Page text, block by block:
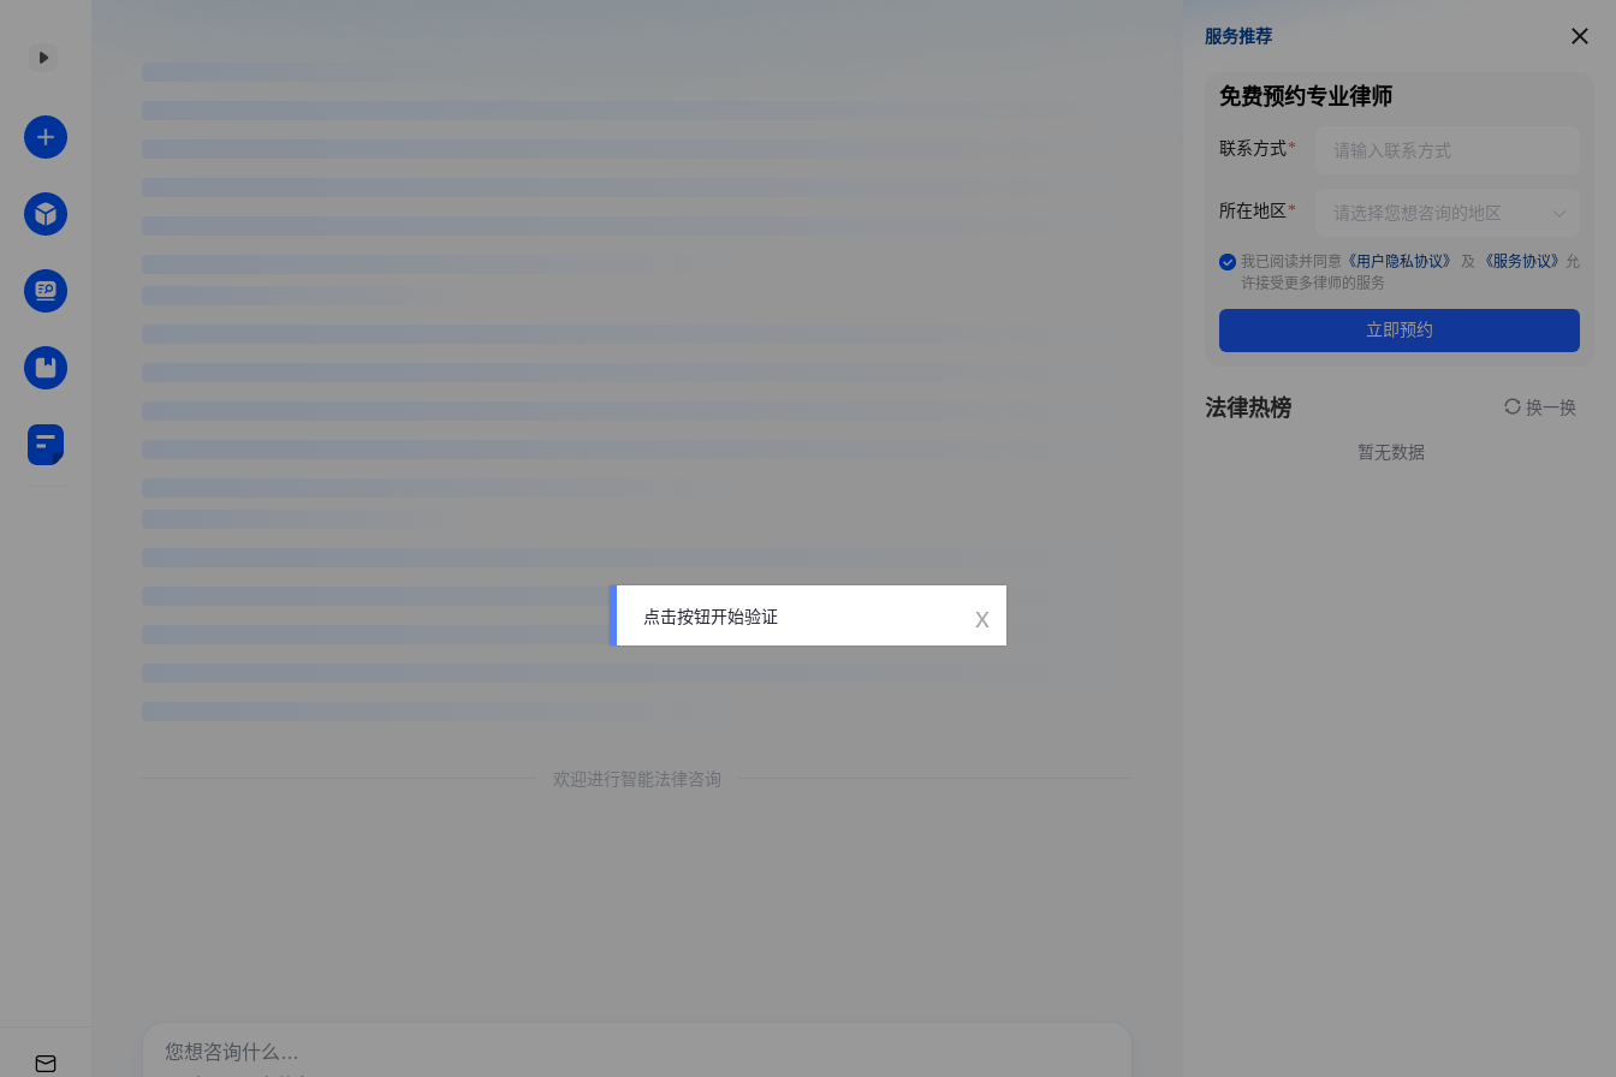
欢迎进行智能法律咨询
服务推荐
服务推荐
免费预约专业律师
联系方式
所在地区
我已阅读并同意 《用户隐私协议》 及 《服务协议》 允
许接受更多律师的服务
立即预约
法律热榜 换一换
暂无数据
点击按钮开始验证 x